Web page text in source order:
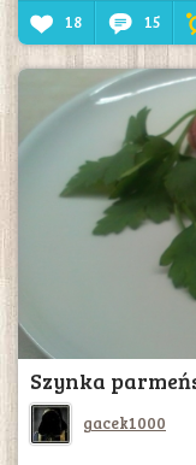
18 15
Szynka
gacek1000